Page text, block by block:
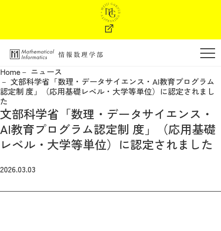
学部の特色
学部長メッセージ
教育・カリキュラム
教員紹介
進路・キャリア支援
Home
ニュース
文部科学省「数理・データサイエンス・AI教育プログラム
認定制 度」（応用基礎レベル・大学等単位）に認定されまし
た
文部科学省「数理・データサイエンス・
AI教育プログラム認定制 度」（応用基礎
レベル・大学等単位）に認定されました
2026.03.03